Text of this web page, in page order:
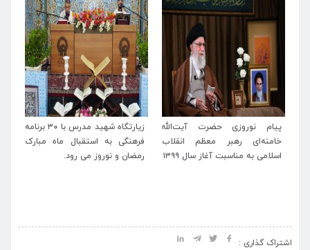
زیارتگاه شهید مدرس با ۳۰ برنامه
فرهنگی به استقبال ماه مبارک
رمضان و نوروز می رود.
پیام تبریک مدیرعامل موسسه
آستانه حضرت حسین بن موسی
الکاظم(ع) و زیارتگاه شهید
اشتراک گذاری :